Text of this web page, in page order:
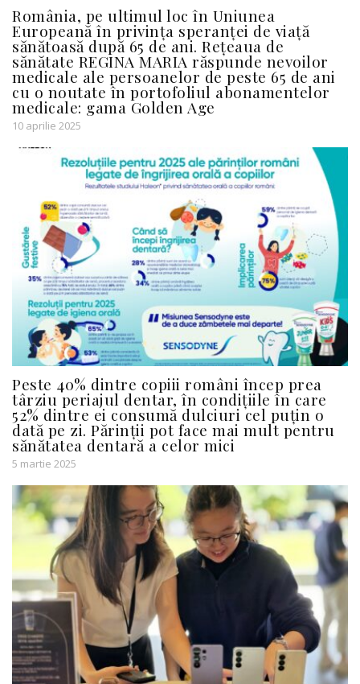
România, pe ultimul loc în Uniunea
Europeană în privința speranței de viață
sănătoasă după 65 de ani. Rețeaua de
sănătate REGINA MARIA răspunde nevoilor
medicale ale persoanelor de peste 65 de ani
cu o noutate în portofoliul abonamentelor
medicale: gama Golden Age
10 aprilie 2025
Peste 40% dintre copiii români încep prea
târziu periajul dentar, în condițiile în care
52% dintre ei consumă dulciuri cel puțin o
dată pe zi. Părinții pot face mai mult pentru
sănătatea dentară a celor mici
5 martie 2025